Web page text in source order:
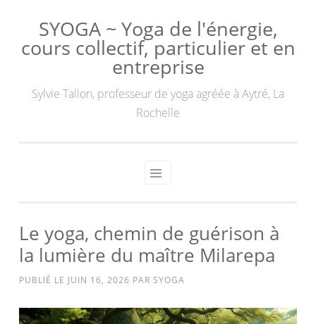
SYOGA ~ Yoga de l'énergie,
cours collectif, particulier et en
entreprise
Sylvie Tallon, professeur de yoga agréée à Aytré, La
Rochelle
Le yoga, chemin de guérison à
la lumière du maître Milarepa
PUBLIÉ LE JUIN 16, 2026 PAR SYOGA